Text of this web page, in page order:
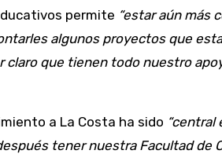
permite “estar aún más
algunos proyectos que
que tienen todo nuestro
a La Costa ha sido “central
tener nuestra Facultad de